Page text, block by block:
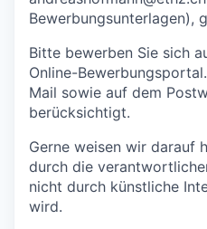
Bewerbungsunterlagen),
Bitte bewerben Sie sich
Online-
Mail sowie auf dem
berücksichtigt.
Gerne weisen wir darauf
durch die
nicht durch künstliche
wird.